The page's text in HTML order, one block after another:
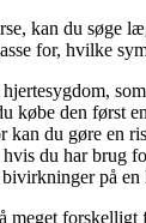
kan du søge
for, hvilke
købe den først
kan du gøre en
du har brug
på
meget forskelligt